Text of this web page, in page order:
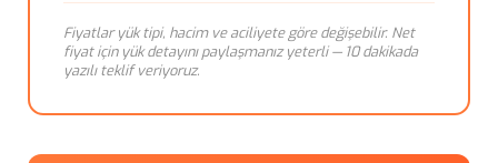
Fiyatlar yük tipi, hacim ve aciliyete göre değişebilir. Net
fiyat için yük detayını paylaşmanız yeterli — 10 dakikada
yazılı teklif veriyoruz.